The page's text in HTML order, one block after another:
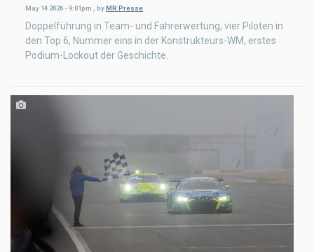
May 14 2026 - 9:01pm byMR Presse
Doppelführung in Team- und Fahrerwertung, vier Piloten in
den Top 6, Nummer eins in der Konstrukteurs-WM, erstes
Podium-Lockout der Geschichte.